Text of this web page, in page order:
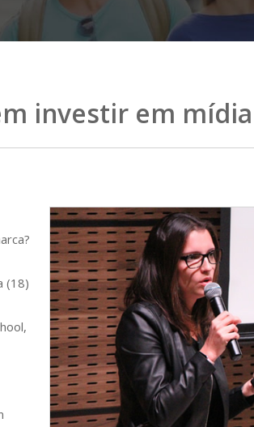
investir em mídia
(18)